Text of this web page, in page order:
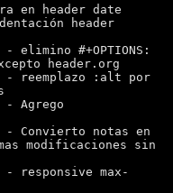
en header date
header
- elimino #+OPTIONS:
header.org
- reemplazo :alt por
- Agrego
- Convierto notas en
modificaciones sin
- responsive max-